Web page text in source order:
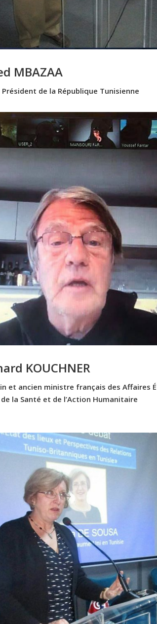
MBAZAA
Président de la République Tunisienne
KOUCHNER
et ancien ministre français des Affaires
la Santé et de l’Action Humanitaire